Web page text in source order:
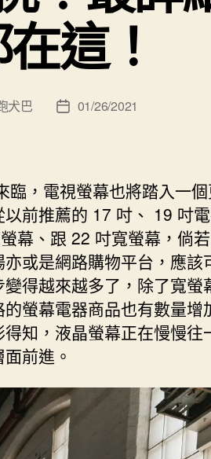
這！
犬巴
文
日
期
01/26/2021
臨，電視螢幕也將踏入一
前推薦的 17 吋、 19 吋
幕、跟 22 吋寬螢幕，倘
或是網路購物平台，應該
得越來越多了，除了寬螢
螢幕電器商品也有數量增
知，液晶螢幕正在慢慢往
前進。